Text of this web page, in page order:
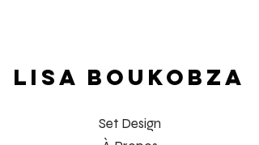
LISA BOUKOBZA
Set Design